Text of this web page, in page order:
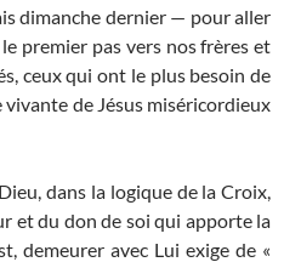
dimanche dernier — pour aller
premier pas vers nos frères et
ceux qui ont le plus besoin de
vivante de Jésus miséricordieux
dans la logique de la Croix,
et du don de soi qui apporte la
demeurer avec Lui exige de «